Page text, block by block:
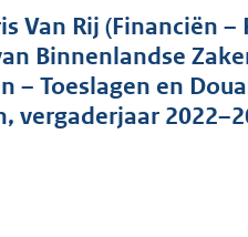
g
r
o
o
Van Rij (Financiën
Binnenlandse
– Toeslagen en
vergaderjaar